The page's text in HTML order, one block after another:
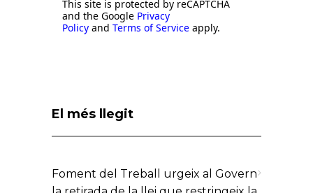
This site is protected by reCAPTCHA
and the Google Privacy
Policy and Terms of Service apply.
El més llegit
Foment del Treball urgeix al Govern